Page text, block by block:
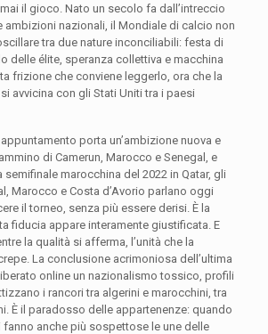
il gioco. Nato un secolo fa dall’intreccio
ambizioni nazionali, il Mondiale di calcio non
tra due nature inconciliabili: festa di
delle élite, speranza collettiva e macchina
frizione che conviene leggerlo, ora che la
avvicina con gli Stati Uniti tra i paesi
porta un’ambizione nuova e
di Camerun, Marocco e Senegal, e
marocchina del 2022 in Qatar, gli
Marocco e Costa d’Avorio parlano oggi
il torneo, senza più essere derisi. È la
fiducia appare interamente giustificata. E
la qualità si afferma, l’unità che la
La conclusione acrimoniosa dell’ultima
online un nazionalismo tossico, profili
i rancori tra algerini e marocchini, tra
È il paradosso delle appartenenze: quando
anche più sospettose le une delle